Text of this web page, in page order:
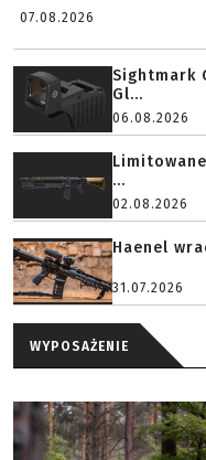
07.08.2026
Sightmark
Gl...
06.08.2026
...
02.08.2026
Haenel
31.07.2026
WYPOSAŻENIE